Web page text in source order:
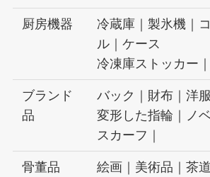
厨房機器
冷蔵庫｜製氷機｜
ル｜ケース
冷凍庫ストッカー｜
ブランド
品
バック｜財布｜洋
変形した指輪｜ノ
スカーフ｜
骨董品 絵画｜美術品｜茶